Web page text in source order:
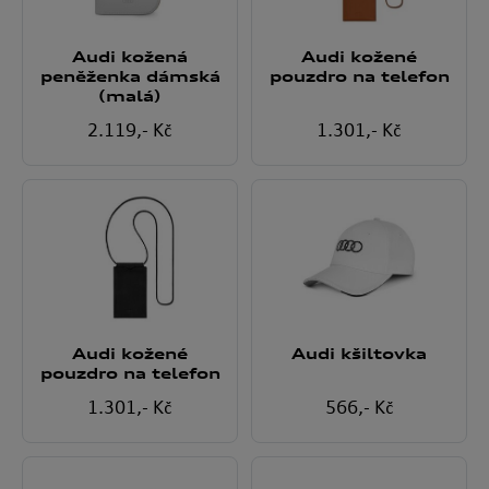
Audi kožená
peněženka dámská
(malá)
2.119,- Kč
Audi kožené
pouzdro na telefon
1.301 ,- Kč
Audi kožené
pouzdro na telefon
1.301,- Kč
Audi kšiltovka
566,- Kč